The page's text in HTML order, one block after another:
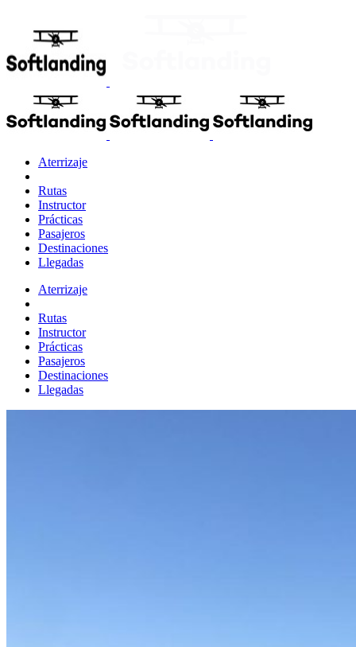
Aterrizaje
Rutas
Instructor
Prácticas
Pasajeros
Destinaciones
Llegadas
Aterrizaje
Rutas
Instructor
Prácticas
Pasajeros
Destinaciones
Llegadas